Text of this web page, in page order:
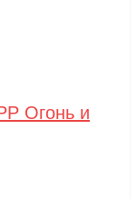
Огонь и